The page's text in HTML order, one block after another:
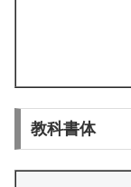
教科書体